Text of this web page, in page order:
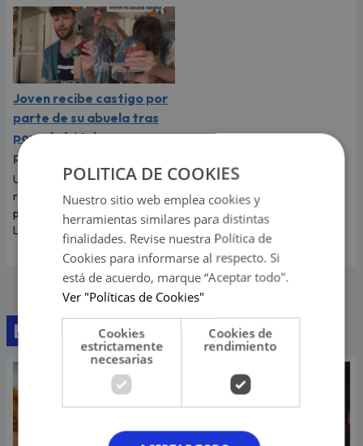
Joven recibe castigo por
parte de su abuela tras
ponerle kétchup a su
pizza
Un joven se ha vuelto viral en
redes sociales tras grabarse
poniéndole kétchup a su pizza.
La más indignada fue su abuela.
Lo último
POLITICA DE COOKIES
Nuestro sitio web emplea cookies y
herramientas similares para distintas
finalidades. Revise nuestra Política de
Cookies para informarse al respecto. Si
está de acuerdo, marque “Aceptar todo".
Ver "Políticas de Cookies"
Cookies
estrictamente
necesarias
Cookies de
rendimiento